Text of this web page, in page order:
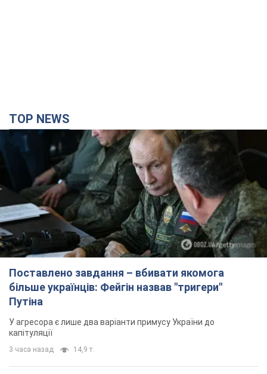
TOP NEWS
Поставлено завдання – вбивати якомога
більше українців: Фейгін назвав "тригери"
Путіна
У агресора є лише два варіанти примусу України до
капітуляції
3 часа назад 14,9 т.